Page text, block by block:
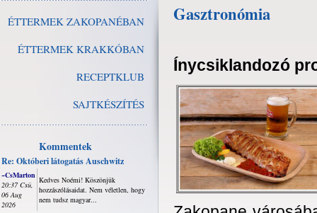
ÉTTERMEK ZAKOPANÉBAN
ÉTTERMEK KRAKKÓBAN
RECEPTKLUB
SAJTKÉSZÍTÉS
Kommentek
Re: Októberi látogatás Auschwitz
~CsMarton
20:37 Csü,
06 Aug
2026
Kedves Noémi! Köszönjük
hozzászólásaidat. Nem véletlen, hogy
nem tudsz magyar...
Gasztronómia
Ínycsiklandozó